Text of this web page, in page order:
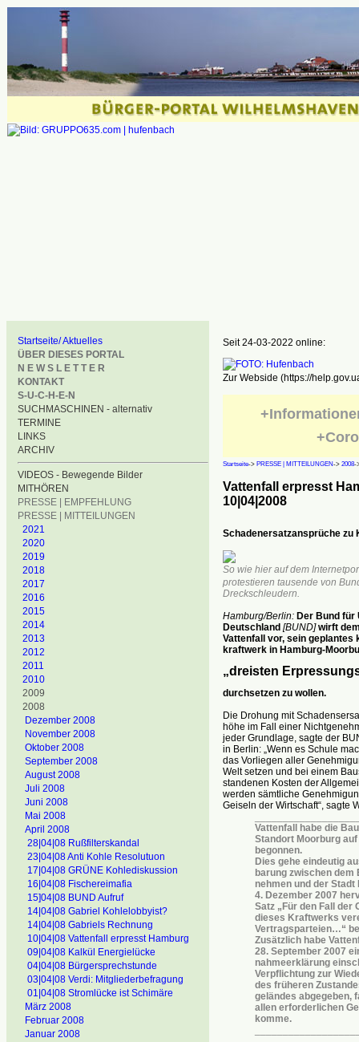
Startseite/ Aktuelles
ÜBER DIESES PORTAL
N E W S L E T T E R
KONTAKT
S-U-C-H-E-N
SUCHMASCHINEN - alternativ
TERMINE
LINKS
ARCHIV
VIDEOS - Bewegende Bilder
MITHÖREN
PRESSE | EMPFEHLUNG
PRESSE | MITTEILUNGEN
2021
2020
2019
2018
2017
2016
2015
2014
2013
2012
2011
2010
2009
2008
Dezember 2008
November 2008
Oktober 2008
September 2008
August 2008
Juli 2008
Juni 2008
Mai 2008
April 2008
28|04|08 Rußfilterskandal
23|04|08 Anti Kohle Resolutuon
17|04|08 GRÜNE Kohlediskussion
16|04|08 Fischereimafia
15]04|08 BUND Aufruf
14|04|08 Gabriel Kohlelobbyist?
14|04|08 Gabriels Rechnung
10|04|08 Vattenfall erpresst Hamburg
09|04|08 Kalkül Energielücke
04|04|08 Bürgersprechstunde
03|04|08 Verdi: Mitgliederbefragung
01|04|08 Stromlücke ist Schimäre
März 2008
Februar 2008
Januar 2008
Seit 24-03-2022 online:
Zur Webside (https://
Startseite-> PRESSE | MITTEILUNGEN-> 2008-
Vattenfall erpresst
10|04|2008
Schadenersatzansprüche zu
So wie hier auf dem
protestieren tausende von
Dreckschleudern.
Hamburg/Berlin:Der Bund für
Deutschland [BUND]wirft
Vattenfall vor, sein geplantes
kraftwerk in Hamburg-
„dreisten
durchsetzen zu wollen.
Die Drohung mit
höhe im Fall einer
jeder Grundlage, sagte der
in Berlin: „Wenn es Schule
das Vorliegen aller
Welt setzen und bei einem
standenen Kosten der
werden sämtliche
Geiseln der Wirtschaft“, sagte
Vattenfall habe die
Standort Moorburg
begonnen.
Dies gehe eindeutig
barung zwischen dem
nehmen und der Stadt
4. Dezember 2007
Satz „Für den Fall der
dieses Kraftwerks
Vertragsparteien…“
Zusätzlich habe
28. September 2007
nahmeerklärung
Verpflichtung zur
des früheren
geländes abgegeben,
allen erforderlichen
komme.